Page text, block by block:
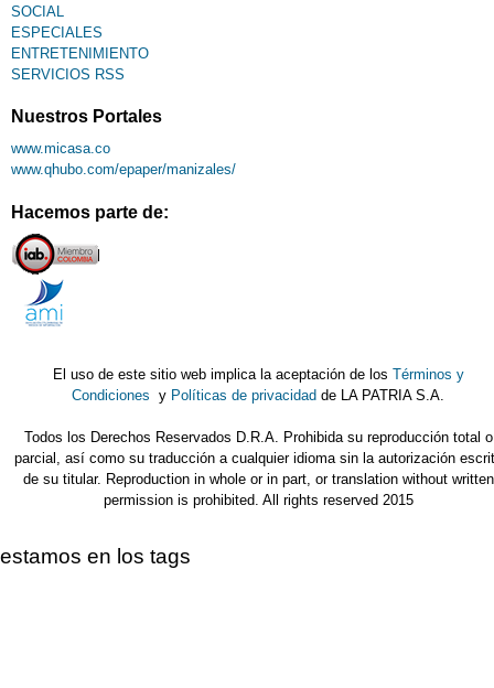
SOCIAL
ESPECIALES
ENTRETENIMIENTO
SERVICIOS RSS
Nuestros Portales
www.micasa.co
www.qhubo.com/epaper/manizales/
Hacemos parte de:
El uso de este sitio web implica la aceptación de los Términos y
Condiciones y Políticas de privacidad de LA PATRIA S.A.
Todos los Derechos Reservados D.R.A. Prohibida su reproducción total o
parcial, así como su traducción a cualquier idioma sin la autorización
de su titular. Reproduction in whole or in part, or translation without written
permission is prohibited. All rights reserved 2015
estamos en los tags